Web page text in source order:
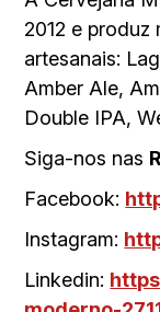
2012 e produz
artesanais:
Amber Ale,
Double IPA,
Siga-nos nas
Facebook:
Instagram:
Linkedin: